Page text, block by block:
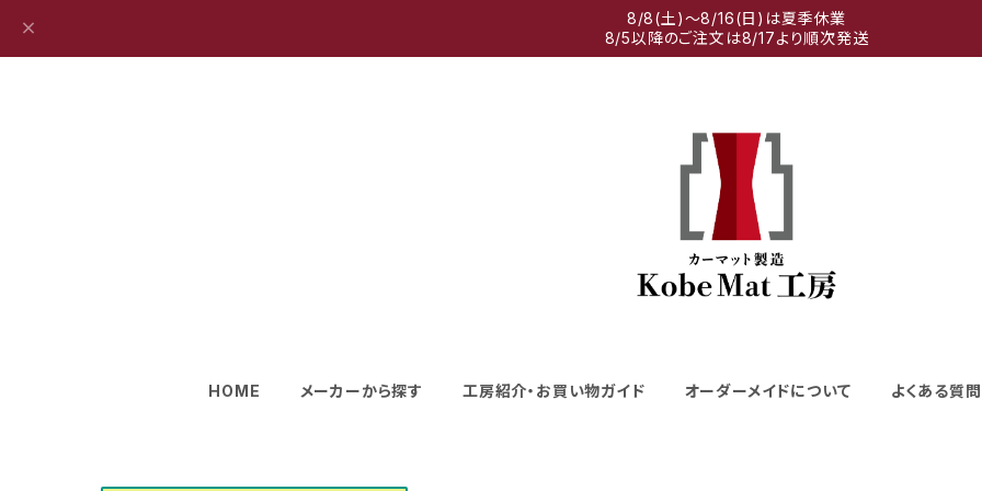
8/8(土)～8/16(日)は夏季休業
8/5以降のご注文は8/17より順次発送
HOME メーカーから探す 工房紹介・お買い物ガイド オーダーメイドについて よくある質問